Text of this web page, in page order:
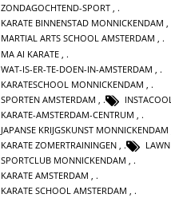
ZONDAGOCHTEND-SPORT ,
KARATE BINNENSTAD MONNICKENDAM ,
MARTIAL ARTS SCHOOL AMSTERDAM ,
MA AI KARATE
WAT-IS-ER-TE-DOEN-IN-AMSTERDAM
KARATESCHOOL MONNICKENDAM
SPORTEN AMSTERDAM
INSTACOOL
KARATE-AMSTERDAM-CENTRUM
JAPANSE KRIJGSKUNST MONNICKENDAM
KARATE ZOMERTRAININGEN
LAWN
SPORTCLUB MONNICKENDAM
KARATE AMSTERDAM ,
KARATE SCHOOL AMSTERDAM ,